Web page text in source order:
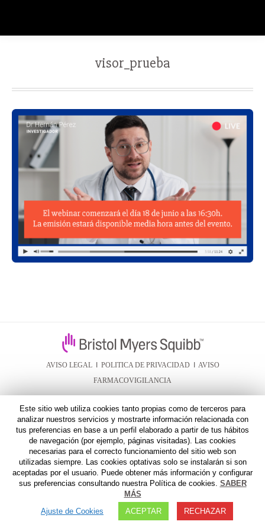
visor_prueba
AVISO LEGAL POLITICA DE PRIVACIDAD
AVISO
FARMACOVIGILANCIA
Este sitio web utiliza cookies tanto propias como de terceros para
analizar nuestros servicios y mostrarte información relacionada con
tus preferencias en base a un perfil elaborado a partir de tus hábitos
de navegación (por ejemplo, páginas visitadas). Las cookies
necesarias para el correcto funcionamiento del sitio web son
utilizadas siempre. Las cookies optativas solo se instalarán si son
aceptadas por el usuario. Puede obtener más información y configurar
sus preferencias consultando nuestra Política de cookies. SABER
MÁS
Ajuste de Cookies
ACEPTAR RECHAZAR